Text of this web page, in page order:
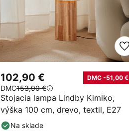
Stojacia lampa Lindby Kimiko,
výška 100 cm, drevo, textil, E27
102,90 € DMC -51,00 €
DMC153,90 €
Na sklade